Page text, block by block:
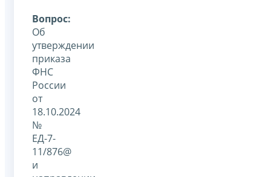
Вопрос:
Об
утверждении
приказа
ФНС
России
от
18.10.2024
№
ЕД-7-
11/876@
и